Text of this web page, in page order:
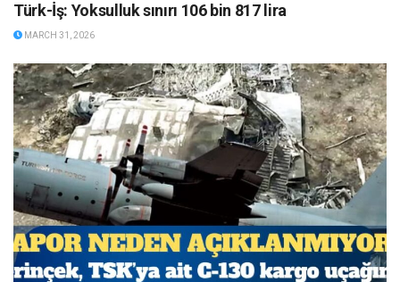
Türk-İş: Yoksulluk sınırı 106 bin 817 lira
MARCH 31, 2026